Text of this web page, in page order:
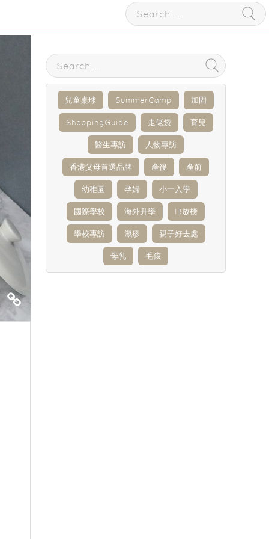
兒童桌球 SummerCamp 加固
ShoppingGuide 走佬袋 育兒
醫生專訪 人物專訪
香港父母首選品牌 產後 產前
幼稚園 孕婦 小一入學
國際學校 海外升學 IB放榜
學校專訪 濕疹 親子好去處
母乳 毛孩